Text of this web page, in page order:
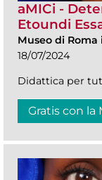
aMICi -
Etoundi
Museo di Roma
18/07/2024
Didattica per
Gratis con la